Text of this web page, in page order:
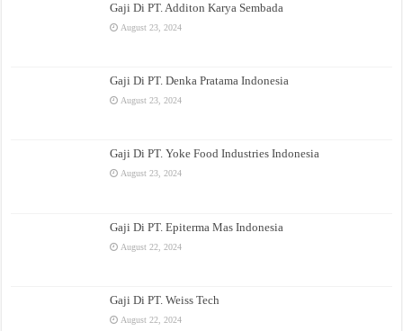
Gaji Di PT. Additon Karya Sembada
August 23, 2024
Gaji Di PT. Denka Pratama Indonesia
August 23, 2024
Gaji Di PT. Yoke Food Industries Indonesia
August 23, 2024
Gaji Di PT. Epiterma Mas Indonesia
August 22, 2024
Gaji Di PT. Weiss Tech
August 22, 2024